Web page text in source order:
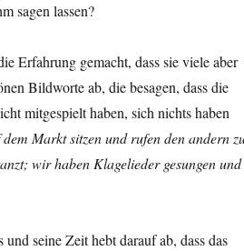
sagen lassen?
Erfahrung gemacht, dass sie viele aber
Bildworte ab, die besagen, dass die
mitgespielt haben, sich nichts haben
Markt sitzen und rufen den andern
wir haben Klagelieder gesungen und
seine Zeit hebt darauf ab, dass das